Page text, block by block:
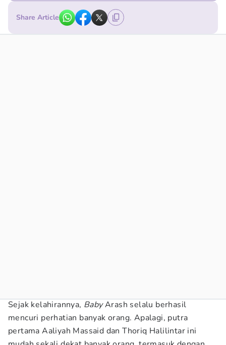
Share Article
Sejak kelahirannya, BabyArash selalu berhasil
mencuri perhatian banyak orang. Apalagi, putra
pertama Aaliyah Massaid dan Thoriq Halilintar ini